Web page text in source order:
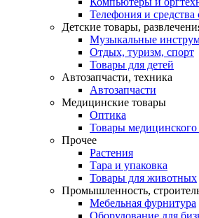
Телефония и средства
Детские товары,
Музыкальные
Отдых, туризм, спорт
Товары для детей
Автозапчасти, техника
Автозапчасти
Медицинские товары
Оптика
Товары медицинского
Прочее
Растения
Тара и упаковка
Товары для животных
Промышленность,
Мебельная фурнитура
Оборудование для